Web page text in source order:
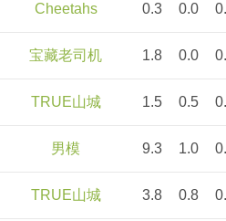
Cheetahs 0.3 0.0
宝藏老司机 1.8 0.0
TRUE山城 1.5 0.5
男模 9.3 1.0
TRUE山城 3.8 0.8